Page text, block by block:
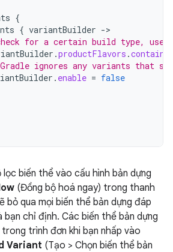
{
{ variantBuilder ->
for a certain build type, use
.productFlavors .
ignores any variants that
. enable = false
biến thể vào cấu hình bản dựng
(Đồng bộ hoá ngay) trong thanh
bỏ qua mọi biến thể bản dựng đáp
bạn chỉ định. Các biến thể bản dựng
trình đơn khi bạn nhấp vào
Variant (Tạo > Chọn biến thể bản